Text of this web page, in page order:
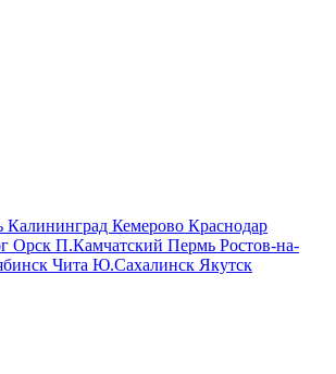
Калининград Кемерово Краснодар
Орск П.Камчатский Пермь Ростов-на-
Чита Ю.Сахалинск Якутск